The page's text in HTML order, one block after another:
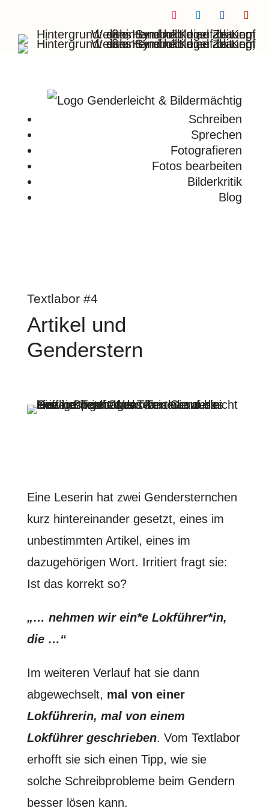
FolgenFolgenFolgen
Schreiben
Sprechen
Fotografieren
Fotos bearbeiten
Bilderkritik
Blog
Textlabor #4
Artikel und
Genderstern
Eine Leserin hat zwei Gendersternchen
kurz hintereinander gesetzt, eines im
unbestimmten Artikel, eines im
dazugehörigen Wort. Irritiert fragt sie:
Ist das korrekt so?
„… nehmen wir ein*e Lokführer*in,
die …“
Im weiteren Verlauf hat sie dann
abgewechselt, mal von einer
Lokführerin, mal von einem
Lokführer geschrieben. Vom Textlabor
erhofft sie sich einen Tipp, wie sie
solche Schreibprobleme beim Gendern
besser lösen kann.